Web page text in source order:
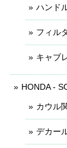
ハンド
フィル
キャブ
HONDA -
カウル
デカー